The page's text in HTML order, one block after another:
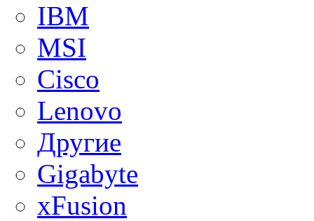
IBM
MSI
Cisco
Lenovo
Другие
Gigabyte
xFusion